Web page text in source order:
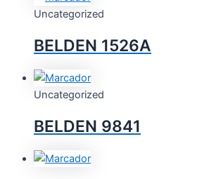
Uncategorized
BELDEN 1526A
Uncategorized
BELDEN 9841